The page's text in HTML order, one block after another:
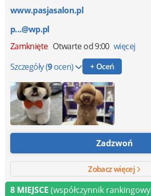
www.pasjasalon.pl
p...@wp.pl
Zamknięte Otwarte od 9:00 więcej
Szczegóły(9ocen) + Oceń
Zadzwoń
Zobacz więcej
8 MIEJSCE (współczynnik rankingowy